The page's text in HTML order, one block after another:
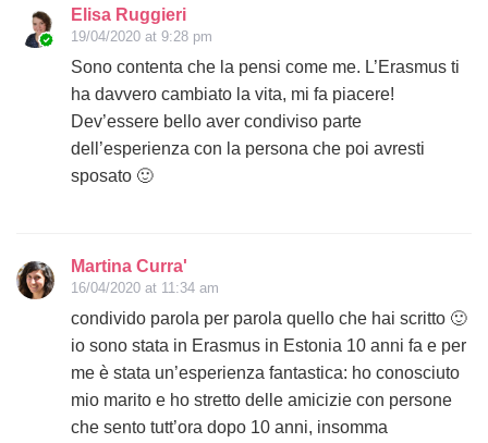
Elisa Ruggieri
19/04/2020 at 9:28 pm
Sono contenta che la pensi come me. L’Erasmus ti
ha davvero cambiato la vita, mi fa piacere!
Dev’essere bello aver condiviso parte
dell’esperienza con la persona che poi avresti
sposato 🙂
Martina Curra'
16/04/2020 at 11:34 am
condivido parola per parola quello che hai scritto 🙂
io sono stata in Erasmus in Estonia 10 anni fa e per
me è stata un’esperienza fantastica: ho conosciuto
mio marito e ho stretto delle amicizie con persone
che sento tutt’ora dopo 10 anni, insomma